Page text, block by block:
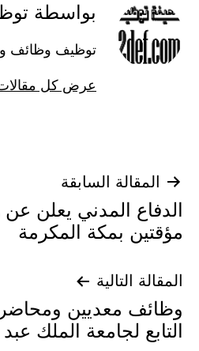
بواسطة
توظيف وظائف
عرض كل
تصفّح
المقالات
المقالة السابقة
الدفاع المدني يعلن
مؤقتين بمكة المكرمة
المقالة التالية
وظائف معديين
التابع لجامعة الملك عبد